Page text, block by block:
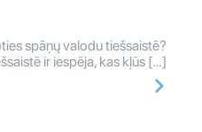
spāņų valodu tiešsaistē?
ir iespēja, kas kļūs […]